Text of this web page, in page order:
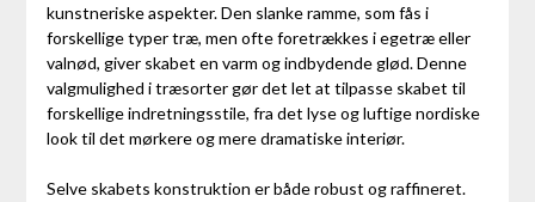
kunstneriske aspekter. Den slanke ramme, som fås i
forskellige typer træ, men ofte foretrækkes i egetræ eller
valnød, giver skabet en varm og indbydende glød. Denne
valgmulighed i træsorter gør det let at tilpasse skabet til
forskellige indretningsstile, fra det lyse og luftige nordiske
look til det mørkere og mere dramatiske interiør.
Selve skabets konstruktion er både robust og raffineret.